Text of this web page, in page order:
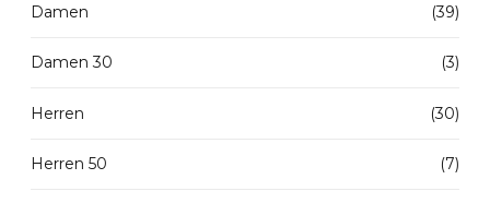
Damen (39)
Damen 30 (3)
Herren (30)
Herren 50 (7)